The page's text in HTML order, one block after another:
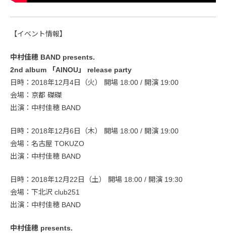
【イベント情報】
中村佳穂 BAND presents.
2nd album 「AINOU」 release party
日時：2018年12月4日（火） 開場 18:00 / 開演 19:00
会場：京都 磔磔
出演：中村佳穂 BAND
日時：2018年12月6日（木） 開場 18:00 / 開演 19:00
会場：名古屋 TOKUZO
出演：中村佳穂 BAND
日時：2018年12月22日（土） 開場 18:00 / 開演 19:30
会場：下北沢 club251
出演：中村佳穂 BAND
中村佳穂 presents.